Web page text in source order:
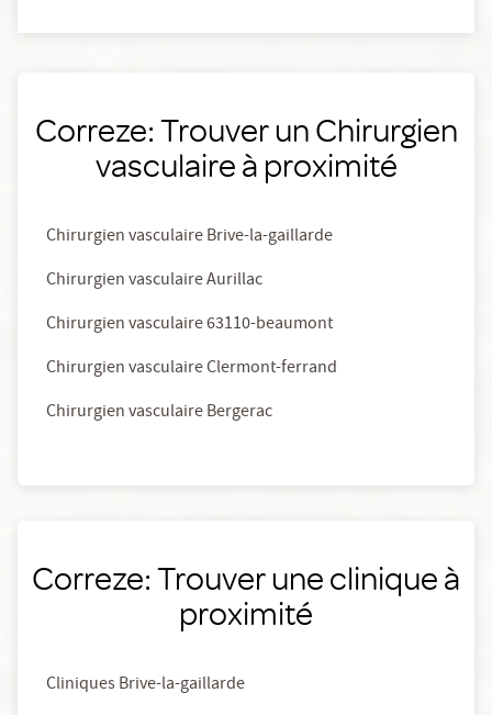
Correze: Trouver un Chirurgien
vasculaire à proximité
Chirurgien vasculaire Brive-la-gaillarde
Chirurgien vasculaire Aurillac
Chirurgien vasculaire 63110-beaumont
Chirurgien vasculaire Clermont-ferrand
Chirurgien vasculaire Bergerac
Correze: Trouver une clinique à
proximité
Cliniques Brive-la-gaillarde